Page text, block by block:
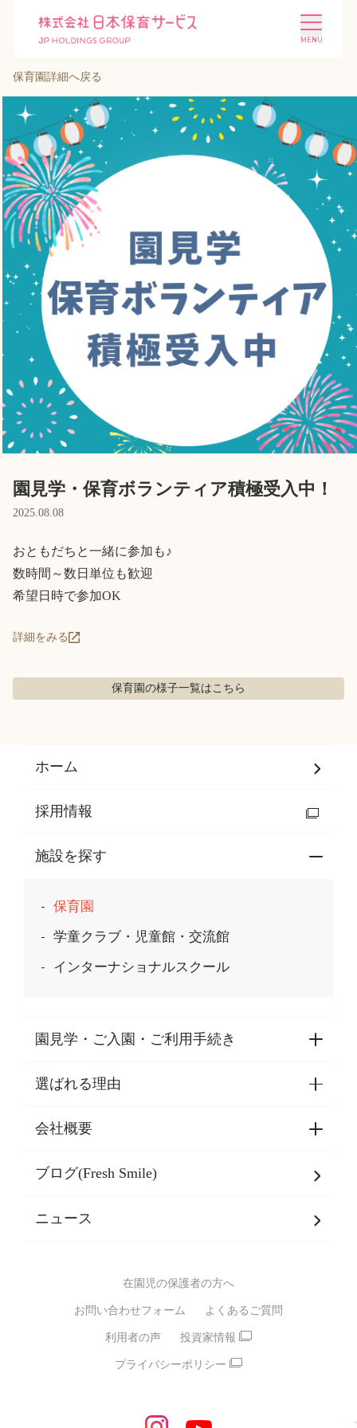
施設を探す 選ばれる理由
会社概要
投資家情報 採用情報
Language
ホーム
利用者の声
プライバシーポリシー
保育園詳細へ戻る
園見学・保育ボランティア積極受入中！
2025.08.08
おともだちと一緒に参加も♪
数時間～数日単位も歓迎
希望日時で参加OK
詳細をみる
保育園の様子一覧はこちら
ホーム
採用情報
施設を探す
保育園
学童クラブ・児童館・交流館
インターナショナルスクール
園見学・ご入園・ご利用手続き
園見学・ご入園・ご利用手続き
東京都認証保育所空き状況
選ばれる理由
選ばれる理由一覧
乳児期・幼児期・
バイリンガル保育園
スポーツ保育園
モンテッソーリ式保育園
STEAMS保育・学童
えいご
会社概要
会社概要
SDGsについて
ブログ(Fresh Smile)
ニュース
在園児の保護者の方へ
お問い合わせフォーム よくあるご質問
利用者の声 投資家情報
プライバシーポリシー